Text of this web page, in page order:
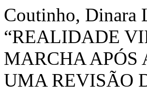
Coutinho, Dinara
“REALIDADE
MARCHA APÓS
UMA REVISÃO